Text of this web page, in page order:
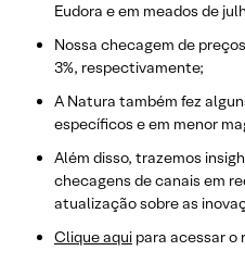
Eudora e em meados de
Nossa checagem de
3%, respectivamente;
A Natura também fez
específicos e em menor
Além disso, trazemos
checagens de canais em
atualização sobre as
Clique aqui para acessar